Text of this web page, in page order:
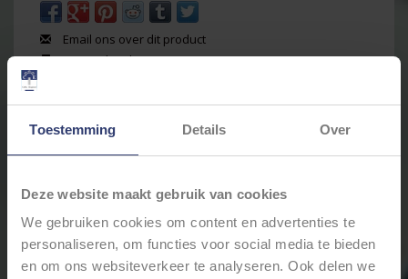
Toestemming Details Over
Deze website maakt gebruik van cookies
We gebruiken cookies om content en advertenties te
personaliseren, om functies voor social media te bieden
en om ons websiteverkeer te analyseren. Ook delen we
Email ons over dit product
Aan verlanglijst toevoegen
Afdrukken
Informatie Reviews(0)
Voorraad:
79
50x vlakstekerhuls (Faston) kleine maat 2,8 x 0,8 mm
niet geïsoleerd met open-barrel kabelaansluiting
voor draad van 0,5 t/m 1,0 mm2 - zonder locking